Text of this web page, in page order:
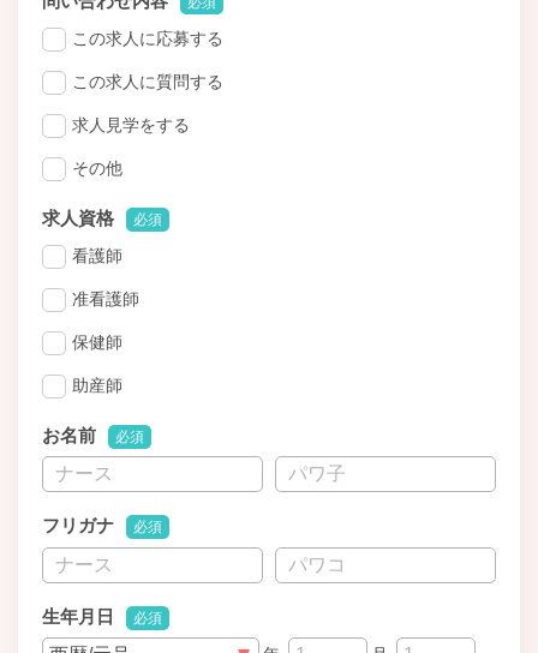
この求人に応募する
この求人に質問する
求人見学をする
その他
求人資格 必須
看護師
准看護師
保健師
助産師
お名前 必須
フリガナ 必須
生年月日 必須